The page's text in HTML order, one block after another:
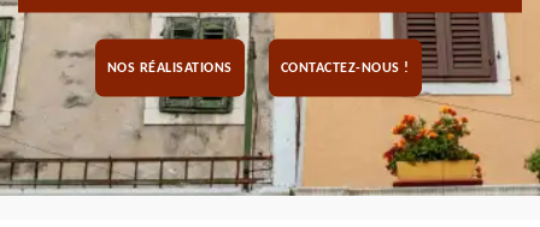
NOS RÉALISATIONS CONTACTEZ-NOUS !